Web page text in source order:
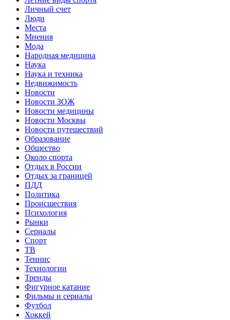
Личный счет
Люди
Места
Мнения
Мода
Народная медицина
Наука
Наука и техника
Недвижимость
Новости
Новости ЗОЖ
Новости медицины
Новости Москвы
Новости путешествий
Образование
Общество
Около спорта
Отдых в России
Отдых за границей
ПДД
Политика
Происшествия
Психология
Рынки
Сериалы
Спорт
ТВ
Теннис
Технологии
Тренды
Фигурное катание
Фильмы и сериалы
Футбол
Хоккей